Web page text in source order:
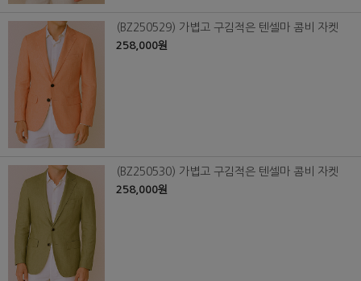
(BZ250529) 가볍고 구김적은 텐셀마 콤비 자켓
258,000원
(BZ250530) 가볍고 구김적은 텐셀마 콤비 자켓
258,000원